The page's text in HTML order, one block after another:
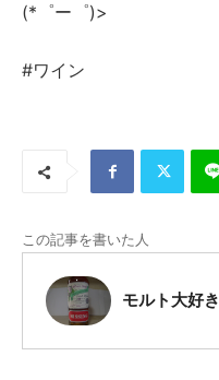
(*゜ー゜)>
#ワイン
この記事を書いた人
モルト大好き